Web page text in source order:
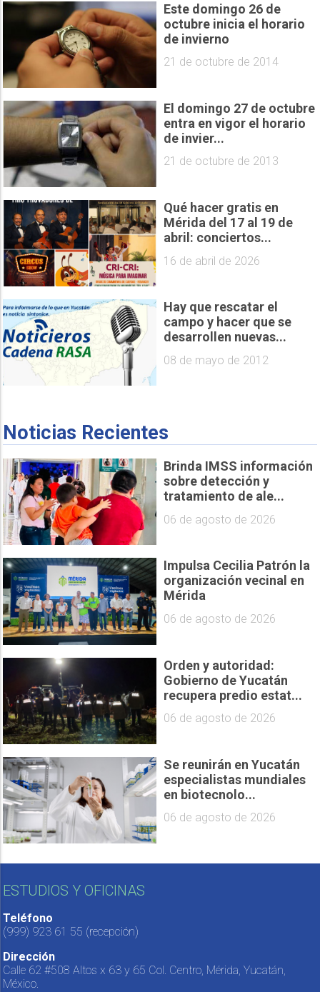
Este domingo 26 de
octubre inicia el horario
de invierno
21 de octubre de 2014
El domingo 27 de octubre
entra en vigor el horario
de invier...
21 de octubre de 2013
Qué hacer gratis en
Mérida del 17 al 19 de
abril: conciertos...
16 de abril de 2026
Hay que rescatar el
campo y hacer que se
desarrollen nuevas...
08 de mayo de 2012
Noticias Recientes
Brinda IMSS información
sobre detección y
tratamiento de ale...
06 de agosto de 2026
Impulsa Cecilia Patrón la
organización vecinal en
Mérida
06 de agosto de 2026
Orden y autoridad:
Gobierno de Yucatán
recupera predio estat...
06 de agosto de 2026
Se reunirán en Yucatán
especialistas mundiales
en biotecnolo...
06 de agosto de 2026
ESTUDIOS Y OFICINAS
Teléfono
(999) 923 61 55 (recepción)
Dirección
Calle 62 #508 Altos x 63 y 65 Col. Centro, Mérida, Yucatán,
México.